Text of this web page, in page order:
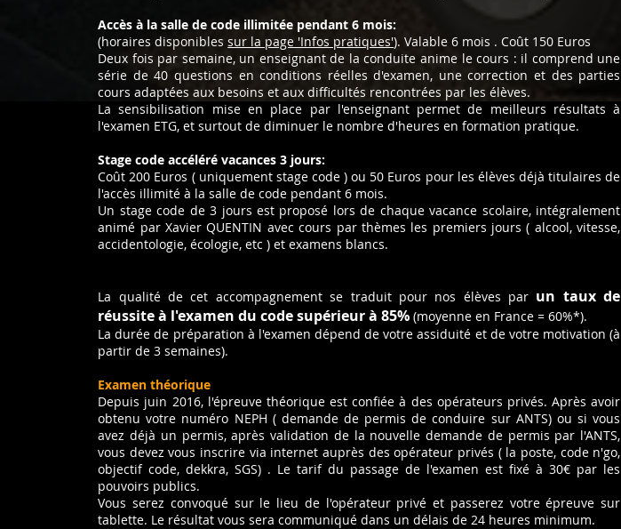
Accès à la salle de code illimitée pendant 6 mois:
(horaires disponiblessur la page 'Infos pratiques'). Valable 6 mois . Coût 150 Euros
Deux fois par semaine, un enseignant de la conduite anime le cours : il comprend une
série de 40 questions en conditions réelles d'examen, une correction et des parties
cours adaptées aux besoins et aux difficultés rencontrées par les élèves.
La sensibilisation mise en place par l'enseignant permet de meilleurs résultats à
l'examen ETG, et surtout de diminuer le nombre d'heures en formation pratique.
Stage code accéléré vacances 3 jours:
Coût 200 Euros ( uniquement stage code ) ou 50 Euros pour les élèves déjà titulaires de
l'accès illimité à la salle de code pendant 6 mois.
Un stage code de 3 jours est proposé lors de chaque vacance scolaire, intégralement
animé par Xavier QUENTIN avec cours par thèmes les premiers jours ( alcool, vitesse,
accidentologie, écologie, etc ) et examens blancs.
La qualité de cet accompagnement se traduit pour nos élèves par un taux de
réussite à l'examen du code supérieur à 85% (moyenne en France = 60%*).
La durée de préparation à l'examen dépend de votre assiduité et de votre motivation (à
partir de 3 semaines).
Examen théorique
Depuis juin 2016, l'épreuve théorique est confiée à des opérateurs privés. Après avoir
obtenu votre numéro NEPH ( demande de permis de conduire sur ANTS) ou si vous
avez déjà un permis, après validation de la nouvelle demande de permis par l'ANTS,
vous devez vous inscrire via internet auprès des opérateur privés ( la poste, code n'go,
objectif code, dekkra, SGS) . Le tarif du passage de l'examen est fixé à 30€ par les
pouvoirs publics.
Vous serez convoqué sur le lieu de l'opérateur privé et passerez votre épreuve sur
tablette. Le résultat vous sera communiqué dans un délais de 24 heures minimum.